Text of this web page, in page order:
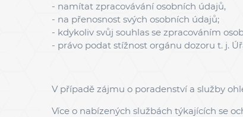
- namítat zpracovávání osobních údajů,
- na přenosnost svých osobních údajů;
- kdykoliv svůj souhlas se zpracováním
- právo podat stížnost orgánu dozoru t. j.
V případě zájmu o poradenství a služby
Více o nabízených službách týkajících se